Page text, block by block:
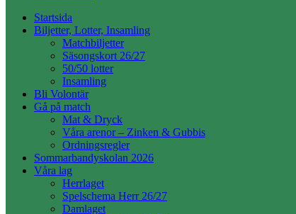
Startsida
Biljetter, Lotter, Insamling
Matchbiljetter
Säsongskort 26/27
50/50 lotter
Insamling
Bli Volontär
Gå på match
Mat & Dryck
Våra arenor – Zinken & Gubbis
Ordningsregler
Sommarbandyskolan 2026
Våra lag
Herrlaget
Spelschema Herr 26/27
Damlaget